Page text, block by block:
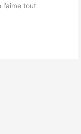
tout